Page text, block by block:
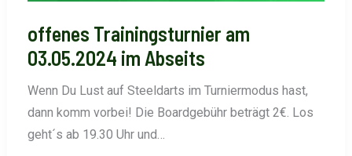
offenes Trainingsturnier am
03.05.2024 im Abseits
Wenn Du Lust auf Steeldarts im Turniermodus hast,
dann komm vorbei! Die Boardgebühr beträgt 2€. Los
geht´s ab 19.30 Uhr und…